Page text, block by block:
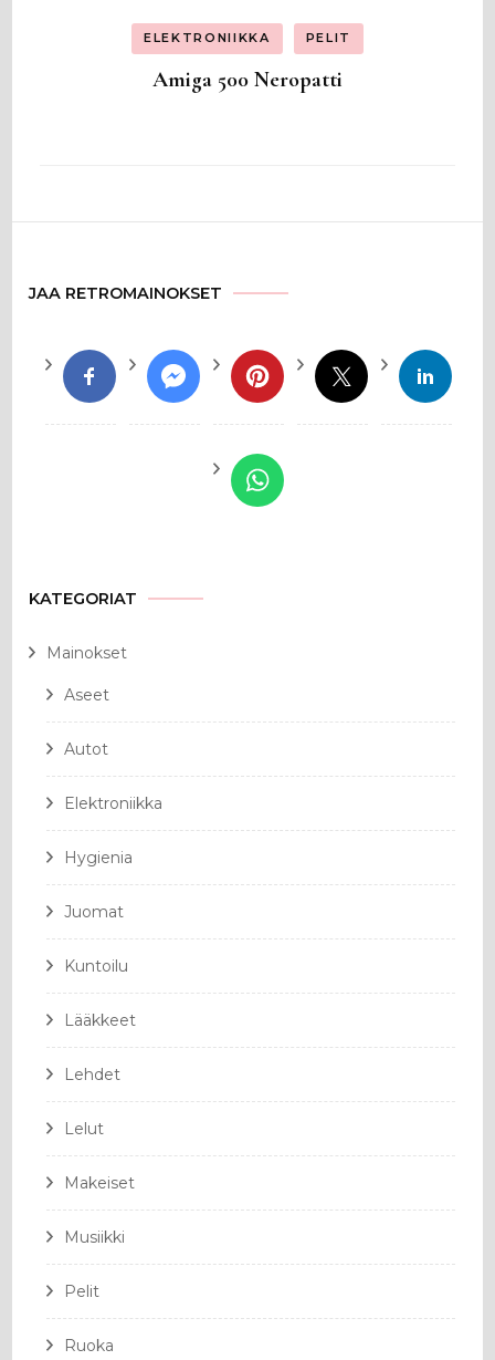
ELEKTRONIIKKA PELIT
Amiga 500 Neropatti
JAA RETROMAINOKSET
KATEGORIAT
Mainokset
Aseet
Autot
Elektroniikka
Hygienia
Juomat
Kuntoilu
Lääkkeet
Lehdet
Lelut
Makeiset
Musiikki
Pelit
Ruoka